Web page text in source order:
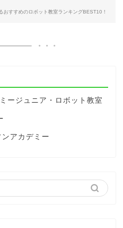
おすすめのロボット教室ランキングBEST10！
ージュニア・ロボット教室
ンアカデミー